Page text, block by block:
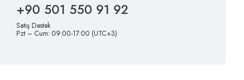
+90 501 550 91 92
Satış Destek
Pzt – Cum: 09:00-17:00 (UTC+3)